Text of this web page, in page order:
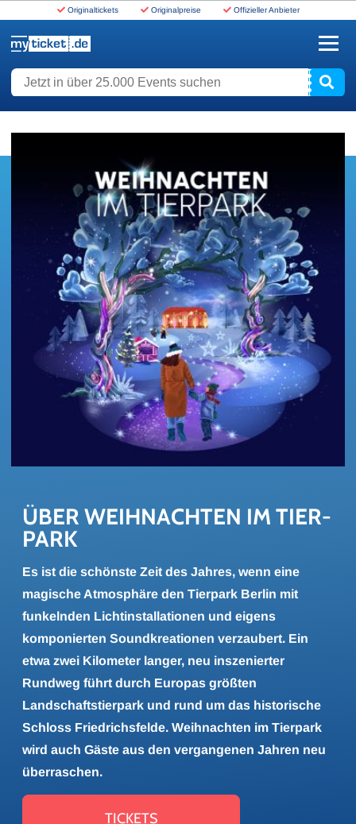
Originaltickets Originalpreise Offizieller Anbieter
Jetzt in über 25.000 Events suchen
ÜBER WEIH­NACH­TEN IM TIER­
PARK
Es ist die schönste Zeit des Jahres, wenn eine
magische Atmosphäre den Tierpark Berlin mit
funkelnden Lichtinstallationen und eigens
komponierten Soundkreationen verzaubert. Ein
etwa zwei Kilometer langer, neu inszenierter
Rundweg führt durch Europas größten
Landschaftstierpark und rund um das historische
Schloss Friedrichsfelde. Weihnachten im Tierpark
wird auch Gäste aus den vergangenen Jahren neu
überraschen.
TICKETS